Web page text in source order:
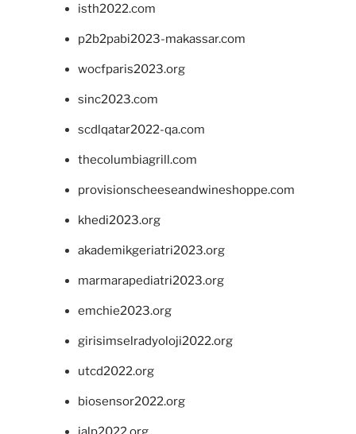
isth2022.com
p2b2pabi2023-makassar.com
wocfparis2023.org
sinc2023.com
scdlqatar2022-qa.com
thecolumbiagrill.com
provisionscheeseandwineshoppe.com
khedi2023.org
akademikgeriatri2023.org
marmarapediatri2023.org
emchie2023.org
girisimselradyoloji2022.org
utcd2022.org
biosensor2022.org